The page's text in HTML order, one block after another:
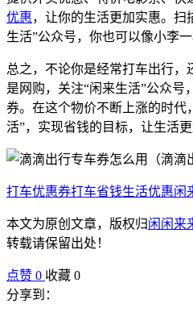
优惠，让你的生活更加实惠。扫
生活”公众号，你也可以像小李
总之，不论你是经常打车出行，
是网购，关注“闲来生活”公众号
券。在这个物价不断上涨的时代
活”，实现省钱的目标，让生活更
打车优惠券打车省钱生活优惠闲
本文为原创文章，版权归闲闲来
转载请保留出处！
点赞 0 收藏 0
分享到：